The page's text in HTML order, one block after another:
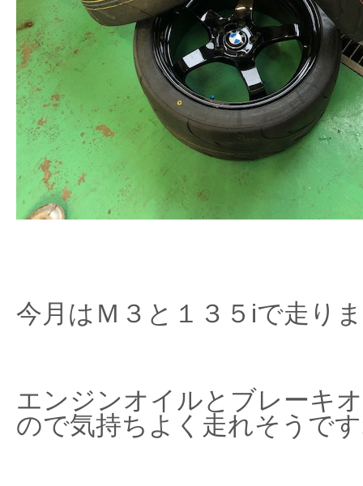
今月はＭ３と１３５iで走り
エンジンオイルとブレーキ
ので気持ちよく走れそうで